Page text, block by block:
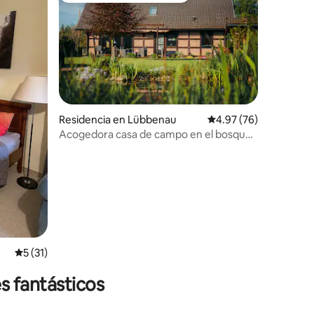
Calificación promedio: 5 de 5; 31 evaluaciones
5 (31)
Residencia en Lübbenau Calificación
4.97 (76)
Acogedora casa de campo en el bosque
fantásticos